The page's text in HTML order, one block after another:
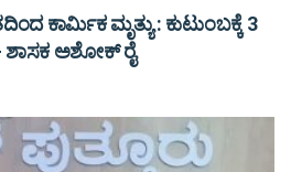
ಕಾರ್ಮಿಕ ಮೃತ್ಯು : ಕುಟುಂಬಕ್ಕೆ 3
ಶಾಸಕ ಅಶೋಕ್ ರೈ